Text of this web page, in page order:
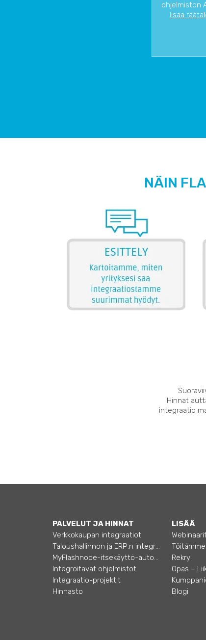
ohjelmiston
lisää
NÄIN
Hinnat
integraatio
PALVELUT JA HINNAT
Verkkokaupan integraatiot
Taloushallinnon ja ERP:n integraatiot
MyFlashnode-itsekäyttö-automaatio
Integroitavat ohjelmistot
Integraatio-projektit
Hinnasto
LISÄÄ
Töitämme
Rekry
Blogi